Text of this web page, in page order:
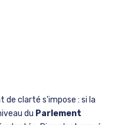
de clarté s'impose : si la
du Parlement